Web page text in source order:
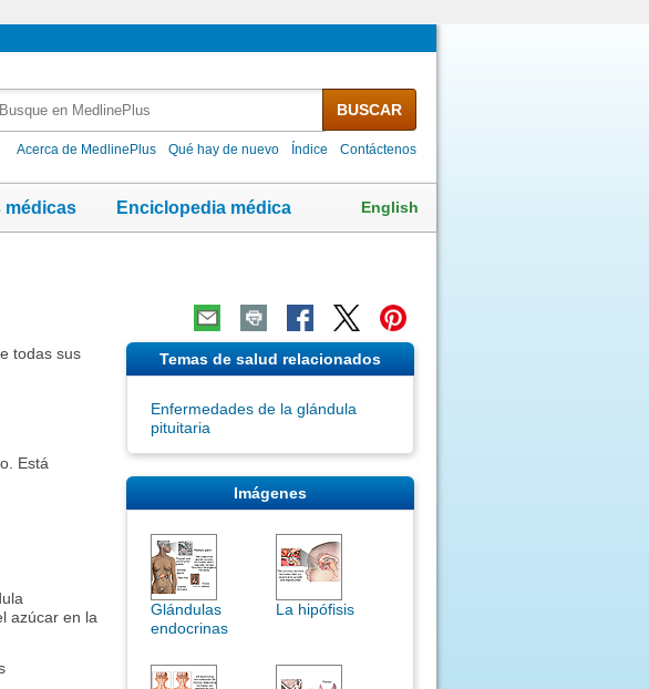
BUSCAR
Acerca de MedlinePlus Qué hay de nuevo Índice Contáctenos
médicas Enciclopedia médica English
todas sus
Está
azúcar en la
Temas de salud relacionados
Enfermedades de la glándula
pituitaria
Imágenes
Glándulas
endocrinas
La hipófisis